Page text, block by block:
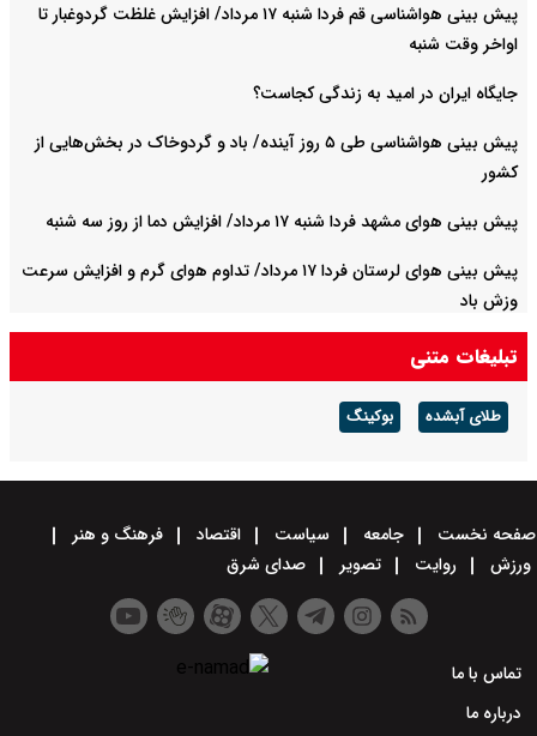
پیش بینی هواشناسی قم فردا شنبه ۱۷ مرداد/ افزایش غلظت گردوغبار تا
اواخر وقت شنبه
جایگاه ایران در امید به زندگی کجاست؟
پیش بینی هواشناسی طی ۵ روز آینده/ باد و گردوخاک در بخش‌هایی از
کشور
پیش بینی هوای مشهد فردا شنبه ۱۷ مرداد/ افزایش دما از روز سه شنبه
پیش بینی هوای لرستان فردا ۱۷ مرداد/ تداوم هوای گرم و افزایش سرعت
وزش باد
تبلیغات متنی
طلای آبشده بوکینگ
صفحه نخست جامعه سیاست اقتصاد
فرهنگ و هنر
ورزش
روایت تصویر صدای شرق
تماس با ما
درباره ما